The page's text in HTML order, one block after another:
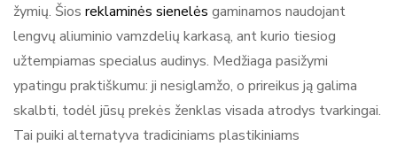
žymių. Šios reklaminės sienelės gaminamos naudojant
lengvų aliuminio vamzdelių karkasą, ant kurio tiesiog
užtempiamas specialus audinys. Medžiaga pasižymi
ypatingu praktiškumu: ji nesiglamžo, o prireikus ją galima
skalbti, todėl jūsų prekės ženklas visada atrodys tvarkingai.
Tai puiki alternatyva tradiciniams plastikiniams